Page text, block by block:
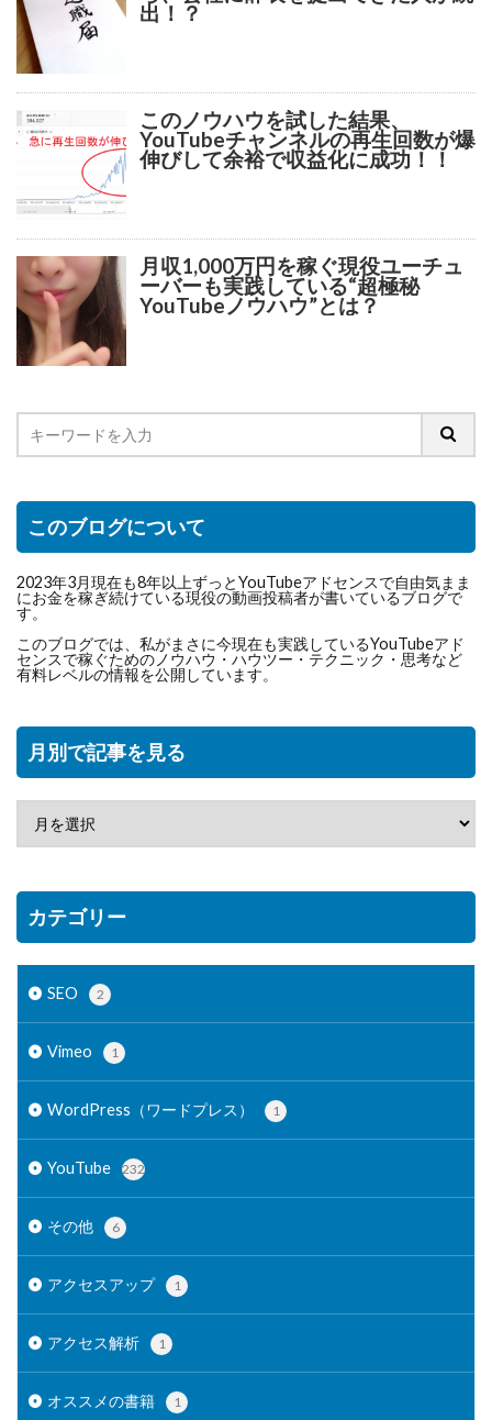
出！？
このノウハウを試した結果、
YouTubeチャンネルの再生回数が爆
伸びして余裕で収益化に成功！！
月収1,000万円を稼ぐ現役ユーチュ
ーバーも実践している“超極秘
YouTubeノウハウ”とは？
このブログについて
2023年3月現在も8年以上ずっとYouTubeアドセンスで自由気まま
にお金を稼ぎ続けている現役の動画投稿者が書いているブログで
す。
このブログでは、私がまさに今現在も実践しているYouTubeアド
センスで稼ぐためのノウハウ・ハウツー・テクニック・思考など
有料レベルの情報を公開しています。
月別で記事を見る
カテゴリー
SEO 2
Vimeo 1
WordPress（ワードプレス） 1
YouTube 232
その他 6
アクセスアップ 1
アクセス解析 1
オススメの書籍 1